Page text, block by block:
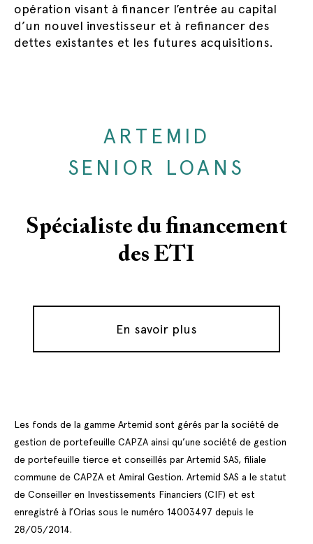
opération visant à financer l’entrée au capital
d’un nouvel investisseur et à refinancer des
dettes existantes et les futures acquisitions.
ARTEMID
SENIOR LOANS
Spécialiste du financement
des ETI
En savoir plus
Les fonds de la gamme Artemid sont gérés par la société de
gestion de portefeuille CAPZA ainsi qu’une société de gestion
de portefeuille tierce et conseillés par Artemid SAS, filiale
commune de CAPZA et Amiral Gestion. Artemid SAS a le statut
de Conseiller en Investissements Financiers (CIF) et est
enregistré à l’Orias sous le numéro 14003497 depuis le
28/05/2014.